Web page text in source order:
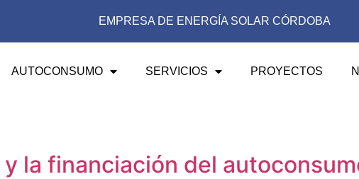
EMPRESA DE ENERGÍA SOLAR CÓRDOBA
AUTOCONSUMO SERVICIOS PROYECTOS
la financiación del